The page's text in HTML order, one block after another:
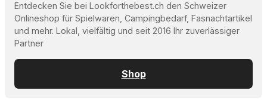
Entdecken Sie bei Lookforthebest.ch den Schweizer
Onlineshop für Spielwaren, Campingbedarf, Fasnachtartikel
und mehr. Lokal, vielfältig und seit 2016 Ihr zuverlässiger
Partner
Shop